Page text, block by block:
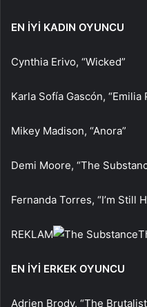
EN İYİ KADIN OYUNCU
Cynthia Erivo, “Wicked”
Karla Sofía Gascón, “Emilia
Mikey Madison, “Anora”
Demi Moore, “The
Fernanda Torres, “I’m Still
REKLAM
EN İYİ ERKEK OYUNCU
Adrien Brody, “The